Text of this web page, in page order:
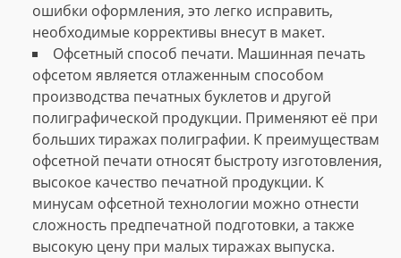
ошибки оформления, это легко исправить,
необходимые коррективы внесут в макет.
Офсетный способ печати. Машинная печать
офсетом является отлаженным способом
производства печатных буклетов и другой
полиграфической продукции. Применяют её при
больших тиражах полиграфии. К преимуществам
офсетной печати относят быстроту изготовления,
высокое качество печатной продукции. К
минусам офсетной технологии можно отнести
сложность предпечатной подготовки, а также
высокую цену при малых тиражах выпуска.